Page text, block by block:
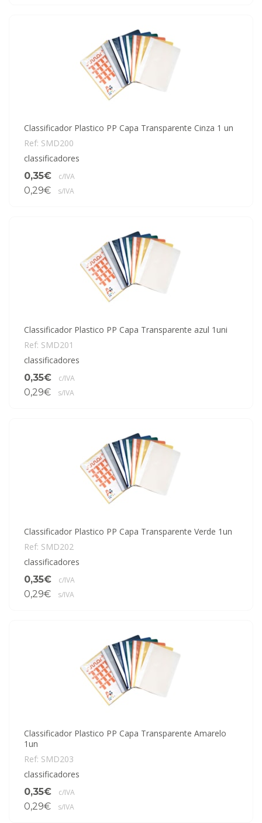
Classificador Plastico PP Capa Transparente Cinza 1 un
Ref: SMD200
classificadores
0,35€
c/IVA
0,29€ s/IVA
Classificador Plastico PP Capa Transparente azul 1uni
Ref: SMD201
classificadores
0,35€
c/IVA
0,29€ s/IVA
Classificador Plastico PP Capa Transparente Verde 1un
Ref: SMD202
classificadores
0,35€
c/IVA
0,29€ s/IVA
Classificador Plastico PP Capa Transparente Amarelo
1un
Ref: SMD203
classificadores
0,35€
c/IVA
0,29€ s/IVA